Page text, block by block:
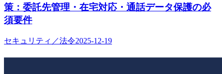
策：委託先管理・在宅対応・通話データ保護の必
須要件
セキュリティ／法令2025-12-19